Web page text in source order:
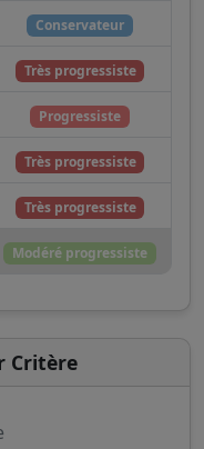
Conservateur
Très progressiste
Progressiste
Très progressiste
Très progressiste
Modéré progressiste
Critère